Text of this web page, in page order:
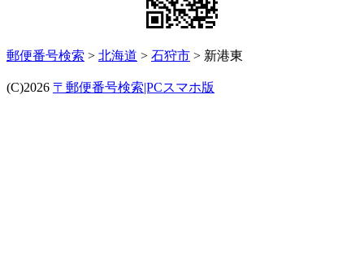
郵便番号検索 > 北海道 > 石狩市 > 新港東
(C)2026 〒郵便番号検索|PCスマホ版